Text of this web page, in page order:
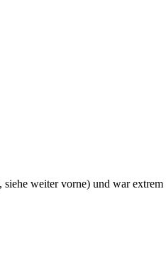
weiter vorne) und war extrem